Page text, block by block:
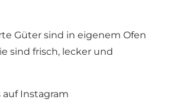
Güter sind in eigenem Ofen
sind frisch, lecker und
Instagram